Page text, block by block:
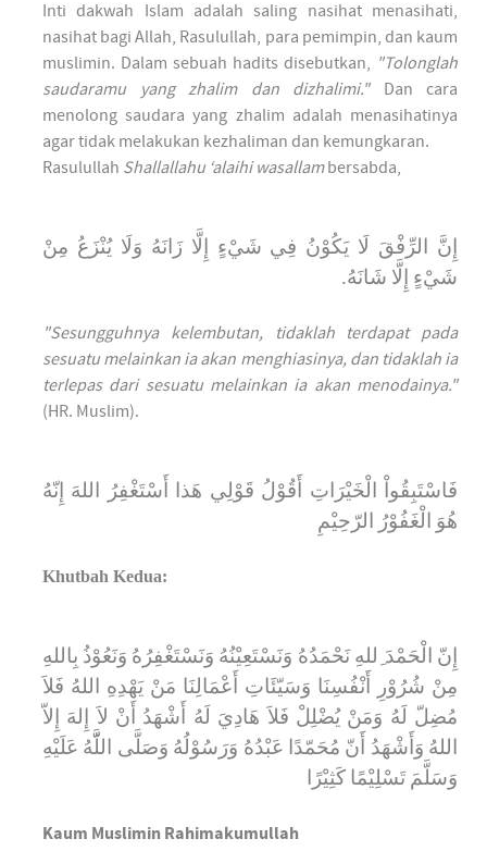
Inti dakwah Islam adalah saling nasihat menasihati,
nasihat bagi Allah, Rasulullah, para pemimpin, dan kaum
muslimin. Dalam sebuah hadits disebutkan, "Tolonglah
saudaramu yang zhalim dan dizhalimi."Dan cara
menolong saudara yang zhalim adalah menasihatinya
agar tidak melakukan kezhaliman dan kemungkaran.
Rasulullah Shallallahu ‘alaihi wasallambersabda,
إِنَّ الرِّفْقَ لَا يَكُوْنُ فِي شَيْءٍ إِلَّا زَانَهُ وَلَا يُنْزَعُ مِنْ
شَيْءٍ إِلَّا شَانَهُ.
"Sesungguhnya kelembutan, tidaklah terdapat pada
sesuatu melainkan ia akan menghiasinya, dan tidaklah ia
terlepas dari sesuatu melainkan ia akan menodainya."
(HR. Muslim).
فَاسْتَبِقُواْ الْخَيْرَاتِ أَقُوْلُ قَوْلِي هَذا أَسْتَغْفِرُ اللهَ إِنّهُ
هُوَ الْغَفُوْرُ الرّحِيْمِ
Khutbah Kedua:
إِنّ الْحَمْدَ ِللهِ نَحْمَدُهُ وَنَسْتَعِيْنُهُ وَنَسْتَغْفِرُهُ وَنَعُوْذُ بِاللهِ
مِنْ شُرُوْرِ أَنْفُسِنَا وَسَيّئَاتِ أَعْمَالِنَا مَنْ يَهْدِهِ اللهُ فَلاَ
مُضِلّ لَهُ وَمَنْ يُضْلِلْ فَلاَ هَادِيَ لَهُ أَشْهَدُ أَنْ لاَ إِلهَ إِلاّ
اللهُ وَأَشْهَدُ أَنّ مُحَمّدًا عَبْدُهُ وَرَسُوْلُهُ وَصَلَّى اللَّّهُ عَلَيْهِ
وَسَلَّمَ تَسْلِيْمًا كَثِيْرًا
Kaum Muslimin Rahimakumullah